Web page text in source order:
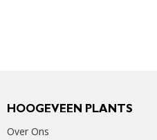
HOOGEVEEN PLANTS
Over Ons